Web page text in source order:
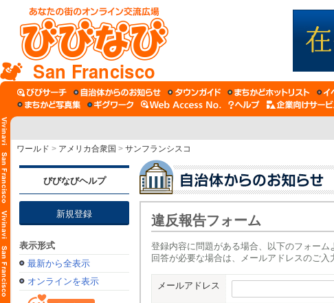
San Francisco
ワールド > アメリカ合衆国 > サンフランシスコ
びびなびヘルプ
新規登録
表示形式
最新から全表示
オンラインを表示
違反報告フォーム
登録内容に問題がある場合、以下のフォーム
回答が必要な場合は、メールアドレスのご入
メールアドレス